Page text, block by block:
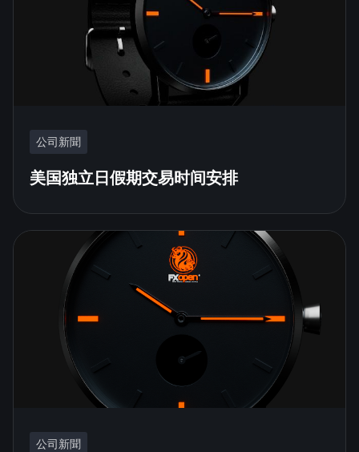
公司新聞
美国独立日假期交易时间安排
公司新聞